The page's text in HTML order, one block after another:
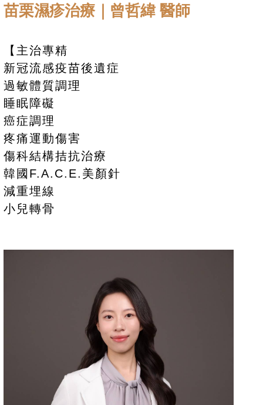
苗栗濕疹治療｜曾哲緯 醫師
【主治專精
新冠流感疫苗後遺症
過敏體質調理
睡眠障礙
癌症調理
疼痛運動傷害
傷科結構拮抗治療
韓國F.A.C.E.美顏針
減重埋線
小兒轉骨